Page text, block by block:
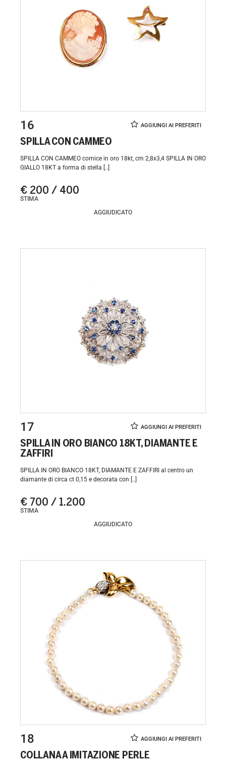
16
SPILLA CON CAMMEO
SPILLA CON CAMMEO cornice in oro 18kt, cm 2,8x3,4 SPILLA IN ORO
GIALLO 18KT a forma di stella [..]
€ 200 / 400
STIMA
AGGIUDICATO
17
SPILLA IN ORO BIANCO 18KT, DIAMANTE E
ZAFFIRI
SPILLA IN ORO BIANCO 18KT, DIAMANTE E ZAFFIRI al centro un
diamante di circa ct 0,15 e decorata con [..]
€ 700 / 1.200
STIMA
AGGIUDICATO
18
COLLANA A IMITAZIONE PERLE